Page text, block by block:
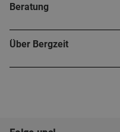
Beratung
Über Bergzeit